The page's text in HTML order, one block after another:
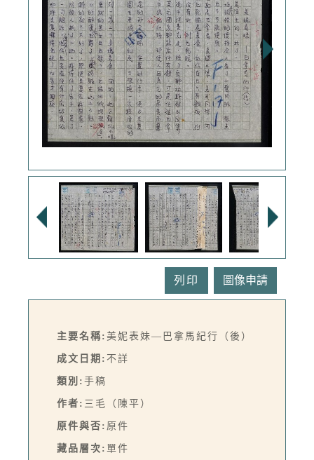
列印
主要名稱: 美妮表妹—巴拿馬紀行（後）
成文日期: 不詳
類別: 手稿
作者: 三毛（陳平）
原件與否: 原件
藏品層次: 單件